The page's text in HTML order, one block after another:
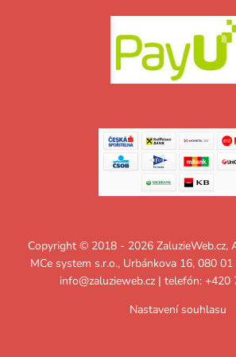
Copyright © 2018 - 2026 ZaluzieWeb.cz,
MCe system s.r.o., Urbánkova 16, 080
info@zaluzieweb.cz| telefón: +420
Nastavení souhlasu